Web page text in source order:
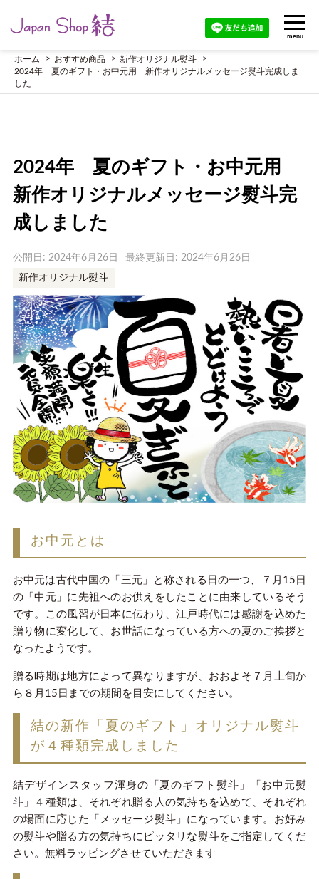
menu
ホーム おすすめ商品
新作オリジナル熨斗
2024年 夏のギフト・お中元用 新作オリジナルメッセージ熨斗完成しま
した
2024年 夏のギフト・お中元用
新作オリジナルメッセージ熨斗完
成しました
公開日: 2024年6月26日
最終更新日: 2024年6月26日
新作オリジナル熨斗
お中元とは
お中元は古代中国の「三元」と称される日の一つ、７月15日
の「中元」に先祖へのお供えをしたことに由来しているそう
です。この風習が日本に伝わり、江戸時代には感謝を込めた
贈り物に変化して、お世話になっている方への夏のご挨拶と
なったようです。
贈る時期は地方によって異なりますが、おおよそ７月上旬か
ら８月15日までの期間を目安にしてください。
結の新作「夏のギフト」オリジナル熨斗
が４種類完成しました
結デザインスタッフ渾身の「夏のギフト熨斗」「お中元熨
斗」４種類は、それぞれ贈る人の気持ちを込めて、それぞれ
の場面に応じた「メッセージ熨斗」になっています。お好み
の熨斗や贈る方の気持ちにピッタリな熨斗をご指定してくだ
さい。無料ラッピングさせていただきます